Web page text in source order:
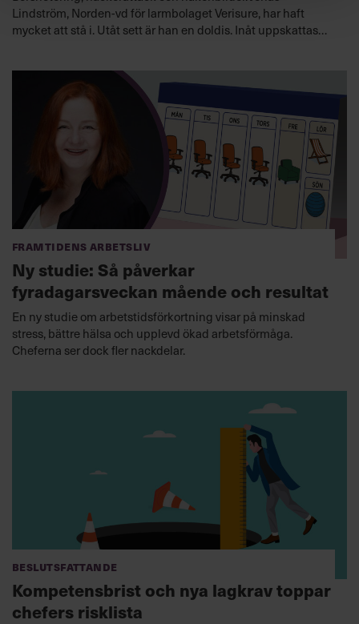
Lindström, Norden-vd för larmbolaget Verisure, har haft
mycket att stå i. Utåt sett är han en doldis. Inåt uppskattas
Framtidens arbetsliv
Ny studie: Så påverkar
fyradagarsveckan mående och resultat
En ny studie om arbetstidsförkortning visar på minskad
stress, bättre hälsa och upplevd ökad arbetsförmåga.
Cheferna ser dock fler nackdelar.
Beslutsfattande
Kompetensbrist och nya lagkrav toppar
chefers risklista